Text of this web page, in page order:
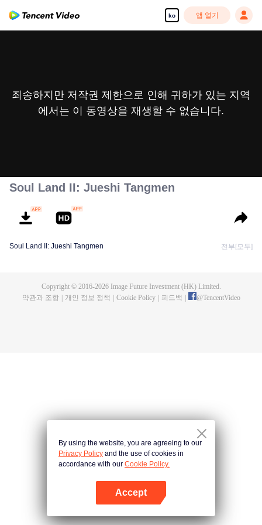
ko 앱 열기
죄송하지만 저작권 제한으로 인해 귀하가 있는 지역
에서는 이 동영상을 재생할 수 없습니다.
Soul Land II: Jueshi Tangmen
Soul Land II: Jueshi Tangmen 전부[모두]
Copyright © 2016-2026Image Future Investment (HK) Limited.
약관과 조항
개인 정보 정책 Cookie Policy 피드백 @TencentVideo
By using the website, you are agreeing to our
Privacy Policy and the use of cookies in
accordance with our Cookie Policy.
Accept